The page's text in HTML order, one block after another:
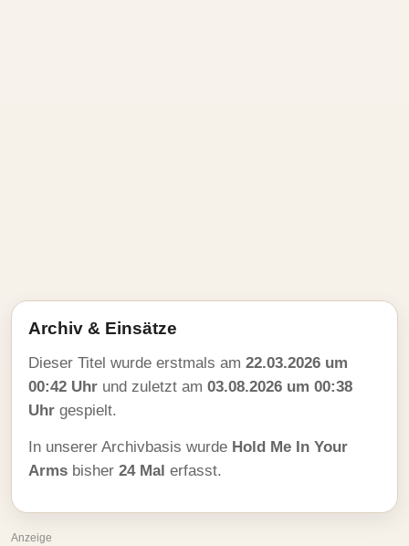
Archiv & Einsätze
Dieser Titel wurde erstmals am 22.03.2026 um
00:42 Uhr und zuletzt am 03.08.2026 um 00:38
Uhr gespielt.
In unserer Archivbasis wurde Hold Me In Your
Arms bisher 24 Mal erfasst.
Anzeige